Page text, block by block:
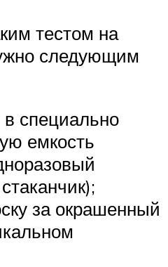
тестом на
следующим
специально
емкость
за окрашенный